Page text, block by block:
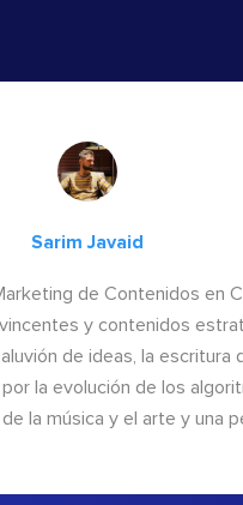
Sarim Javaid
de Contenidos en
y contenidos
de ideas, la escritura
la evolución de los
la música y el arte y una